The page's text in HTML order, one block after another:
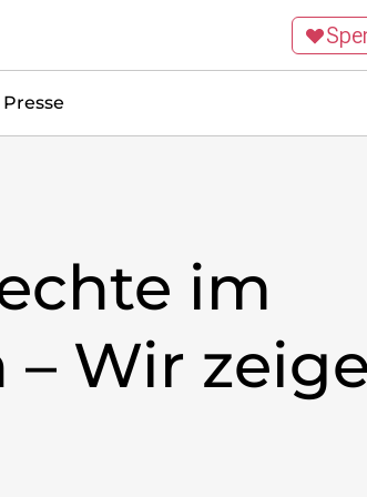
Presse
im
Wir